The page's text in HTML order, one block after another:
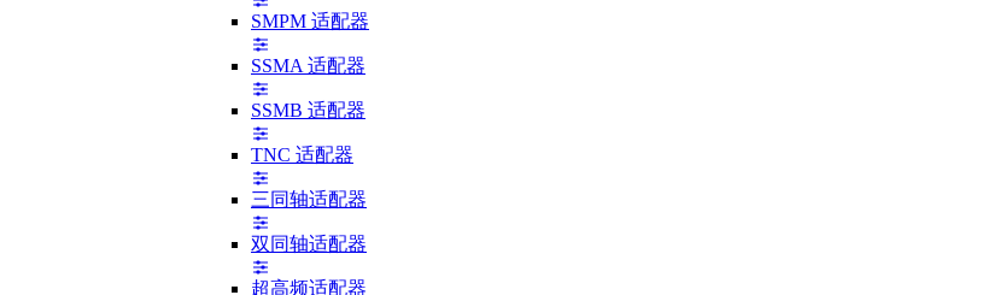
SMPM 适配器
SSMA 适配器
SSMB 适配器
TNC 适配器
三同轴适配器
双同轴适配器
超高频适配器